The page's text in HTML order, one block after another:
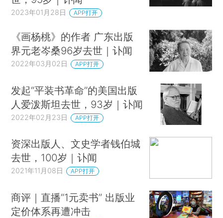
2023年01月28日 APP打开
《画杨桃》的作者 广东出版
界元老岑桑96岁去世｜讣闻
2022年03月02日 APP打开
发起“平装书革命”的美国出版
人爱泼斯坦去世，93岁｜讣闻
2022年02月23日 APP打开
资深出版人、文史学者钱伯城
去世，100岁｜讣闻
2021年11月08日 APP打开
商评｜直播“1元卖书” 出版业
定价体系再遭冲击